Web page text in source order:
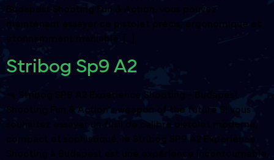
Budapest Shooting Fun & Action, vous pouvez
maintenant essayer ce pistolet précis, ergonomique et
étonnamment maniable. [...]
Stribog Sp9 A2
🔫 Stribog SP9 A2 Experience Shooting - Budapest
Shooting Fun & Action's weapon of the future Si vous
souhaitez essayer un fusil de calibre pistolet moderne,
compact et sophistiqué, le Stribog SP9 A2 Experience
Shooting à Budapest est une expérience incontournable